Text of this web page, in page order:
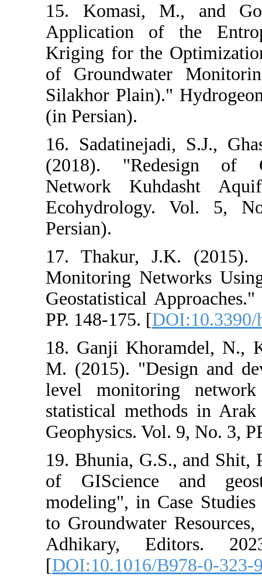
15. Komasi,
Application
Kriging for the
of
Silakhor
16.
(2018).
Network
17. Thakur,
Monitoring
Geostatistical
PP. 148-175. [
18. Ganji
M. (2015).
level
statistical
Geophysics.
19. Bhunia,
of
modeling", in
to
Adhikary,
[DOI:10.1016/